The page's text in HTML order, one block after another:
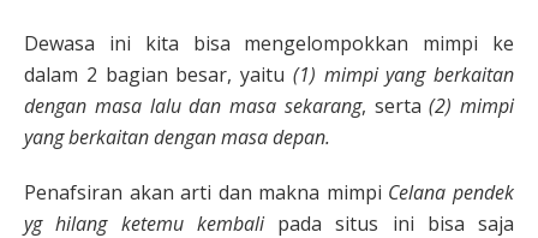
Dewasa ini kita bisa mengelompokkan mimpi ke
dalam 2 bagian besar, yaitu (1) mimpi yang berkaitan
dengan masa lalu dan masa sekarang, serta(2) mimpi
yang berkaitan dengan masa depan.
Penafsiran akan arti dan makna mimpi Celana pendek
yg hilang ketemu kembalipada situs ini bisa saja